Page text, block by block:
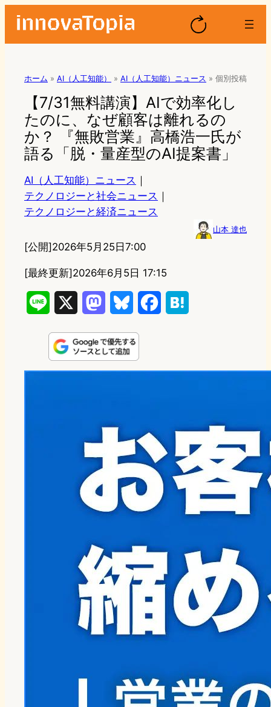
ホーム » AI（人工知能） » AI（人工知能）ニュース » 個別投稿
【7/31無料講演】AIで効率化し
たのに、なぜ顧客は離れるの
か？ 『無敗営業』高橋浩一氏が
語る「脱・量産型のAI提案書」
AI（人工知能）ニュース ｜
テクノロジーと社会ニュース ｜
テクノロジーと経済ニュース
山本 達也
[公開]2026年5月25日7:00
[最終更新]2026年6月5日 17:15
n
e
s
t
u
e
y
e
o
k
e